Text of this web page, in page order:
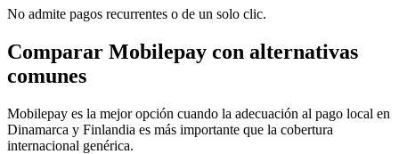
No admite pagos recurrentes o de un solo clic.
Comparar Mobilepay con alternativas
comunes
Mobilepay es la mejor opción cuando la adecuación al pago local en
Dinamarca y Finlandia es más importante que la cobertura
internacional genérica.